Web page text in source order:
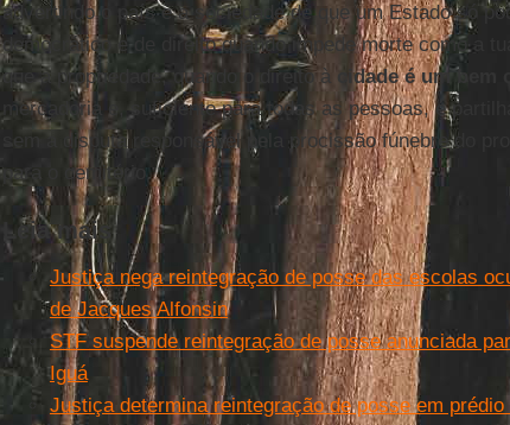
advertindo o país e a sociedade de que um Estado só
democrático e de direito quando impede morte como a
que a propriedade, quando o direito à cidade é um bem
mercadoria e, suficiente para todas as pessoas, é
sem a disputa responsável pela procissão fúnebre do
para o cemitério.
Leia mais
Justiça nega reintegração de posse das escolas
de Jacques Alfonsin
STF suspende reintegração de posse anunciada
Iguá
Justiça determina reintegração de posse em